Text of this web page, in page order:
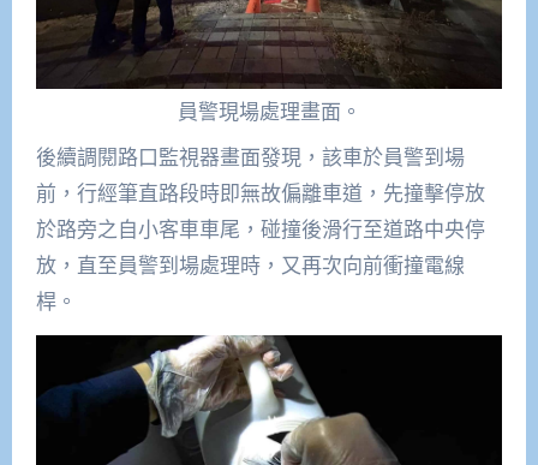
員警現場處理畫面。
後續調閱路口監視器畫面發現，該車於員警到場
前，行經筆直路段時即無故偏離車道，先撞擊停放
於路旁之自小客車車尾，碰撞後滑行至道路中央停
放，直至員警到場處理時，又再次向前衝撞電線
桿。